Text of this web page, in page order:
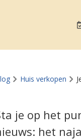
Huis verkopen
je op het
het